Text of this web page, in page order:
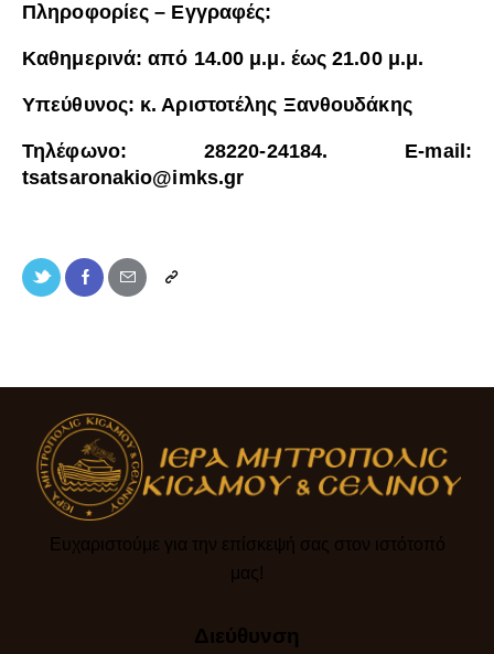
Πληροφορίες – Εγγραφές:
Καθημερινά: από 14.00 μ.μ. έως 21.00 μ.μ.
Υπεύθυνος: κ. Αριστοτέλης Ξανθουδάκης
Τηλέφωνο: 28220-24184. Ε-mail:
tsatsaronakio@imks.gr
Ευχαριστούμε για την επίσκεψή σας στον ιστότοπό
μας!​
Διεύθυνση